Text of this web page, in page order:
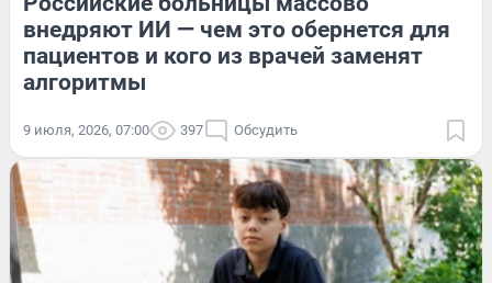
внедряют ИИ — чем это обернется для
пациентов и кого из врачей заменят
алгоритмы
9 июля, 2026, 07:00 397 Обсудить